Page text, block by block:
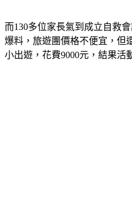
爆料，旅遊團價格不便宜，但
小出遊，花費9000元，結果活